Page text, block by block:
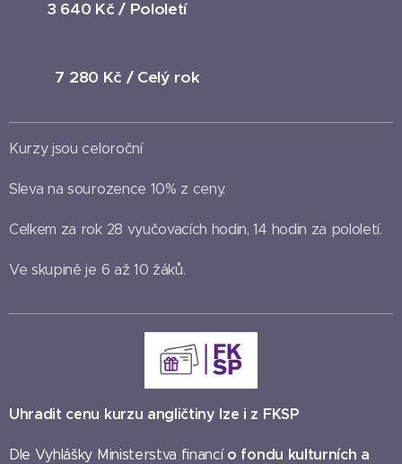
3 640 Kč / Pololetí
7 280 Kč / Celý rok
Kurzy jsou celoroční
Sleva na sourozence 10% z ceny.
Celkem za rok 28 vyučovacích hodin, 14 hodin za pololetí.
Ve skupině je 6 až 10 žáků.
Uhradit cenu kurzu angličtiny lze i z FKSP
Dle Vyhlášky Ministerstva financí o fondu kulturních a